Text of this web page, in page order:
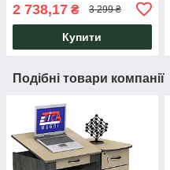
2 738,17 ₴ 3 299 ₴
Купити
Подібні товари компанії